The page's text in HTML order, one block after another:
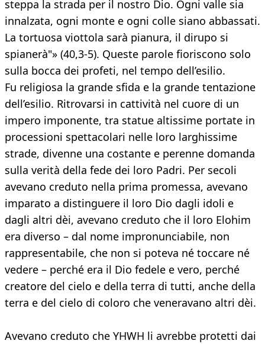
steppa la strada per il nostro Dio. Ogni valle sia
innalzata, ogni monte e ogni colle siano abbassati.
La tortuosa viottola sarà pianura, il dirupo si
spianerà"» (40,3-5). Queste parole fioriscono solo
sulla bocca dei profeti, nel tempo dell’esilio.
Fu religiosa la grande sfida e la grande tentazione
dell’esilio. Ritrovarsi in cattività nel cuore di un
impero imponente, tra statue altissime portate in
processioni spettacolari nelle loro larghissime
strade, divenne una costante e perenne domanda
sulla verità della fede dei loro Padri. Per secoli
avevano creduto nella prima promessa, avevano
imparato a distinguere il loro Dio dagli idoli e
dagli altri dèi, avevano creduto che il loro Elohim
era diverso – dal nome impronunciabile, non
rappresentabile, che non si poteva né toccare né
vedere – perché era il Dio fedele e vero, perché
creatore del cielo e della terra di tutti, anche della
terra e del cielo di coloro che veneravano altri dèi.
Avevano creduto che YHWH li avrebbe protetti dai